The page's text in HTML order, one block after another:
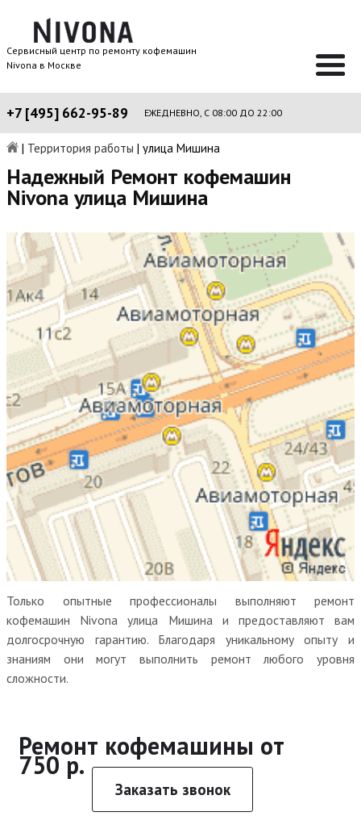
Сервисный центр по ремонту кофемашин
Nivona в Москве
+7 [495] 662-95-89 ЕЖЕДНЕВНО, С 08:00 ДО 22:00
| Территория работы | улица Мишина
Надежный Ремонт кофемашин
Nivona улица Мишина
Только опытные профессионалы выполняют ремонт
кофемашин Nivona улица Мишина и предоставляют вам
долгосрочную гарантию. Благодаря уникальному опыту и
знаниям они могут выполнить ремонт любого уровня
сложности.
Ремонт кофемашины от
750 р.
Заказать звонок